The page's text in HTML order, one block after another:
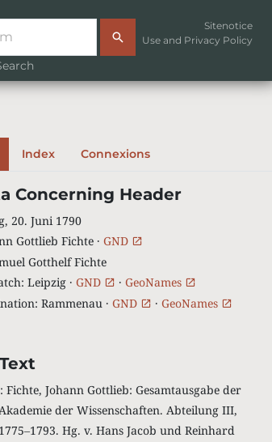
Sitenotice
Use and Privacy Policy
Index Connexions
Concerning Header
20. Juni 1790
Gottlieb Fichte · GND
Gotthelf Fichte
: Leipzig · GND · GeoNames
: Rammenau · GND · GeoNames
Johann Gottlieb: Gesamtausgabe der
der Wissenschaften. Abteilung III,
Hg. v. Hans Jacob und Reinhard